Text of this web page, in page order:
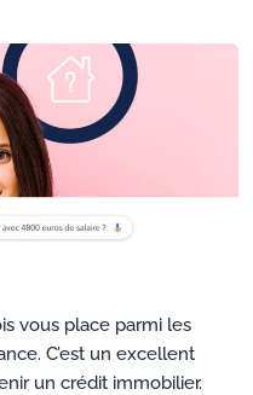
vous place parmi les
C’est un excellent
un crédit immobilier.